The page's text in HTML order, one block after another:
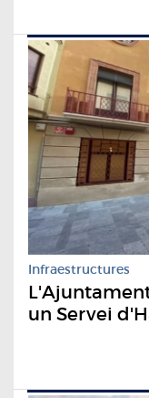
Infraestructures
un Servei